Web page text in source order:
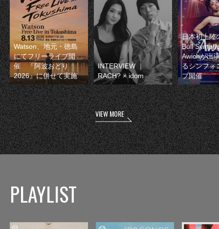
Watson、地元・徳島
にてフリーライブ開
催 『阿波おどり
2026』に併せて実施
INTERVIEW ｜
RACH? × idom
日本初上陸
Bull
Awichが出
るシンフォ
ブ開催
VIEW MORE
PLAYLIST